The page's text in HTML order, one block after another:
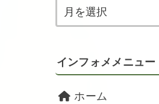
インフォメメニュー
ホーム